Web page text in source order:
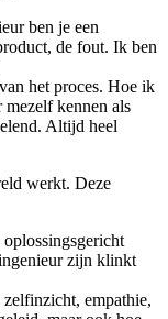
ben je een
de fout. Ik ben
het proces. Hoe ik
kennen als
Altijd heel
werkt. Deze
zijn klinkt
empathie,